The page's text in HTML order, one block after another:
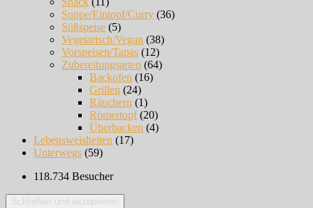
Suppe/Eintopf/Curry (36)
Süßspeise (5)
Vegetarisch/Vegan (38)
Vorspeisen/Tapas (12)
Zubereitungsarten (64)
Backofen (16)
Grillen (24)
Räuchern (1)
Römertopf(20)
Überbacken (4)
Lebensweisheiten (17)
Unterwegs (59)
118.734 Besucher